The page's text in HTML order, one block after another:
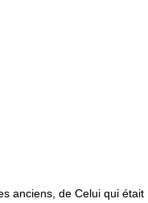
anciens, de Celui qui était